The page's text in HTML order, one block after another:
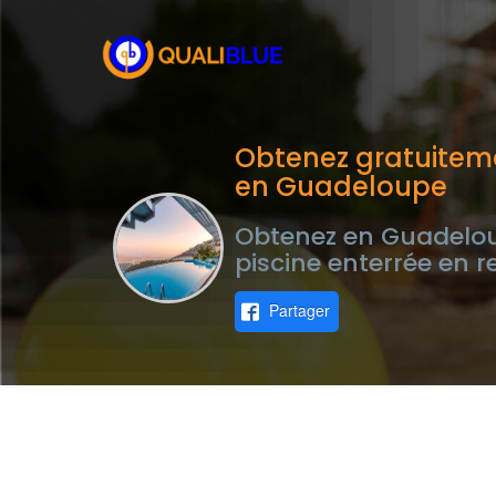
Obtenez
en Guadeloupe
Obtenez en
piscine enterrée en
Partager